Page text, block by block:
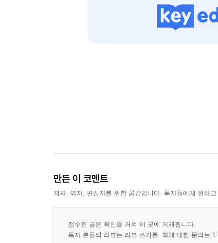
만든 이 코멘트
저자, 역자, 편집자를 위한 공간입니다. 독자들에게 전하
접수된 글은 확인을 거쳐 이 곳에 게재됩니다.
독자 분들의 리뷰는 리뷰 쓰기를, 책에 대한 문의는